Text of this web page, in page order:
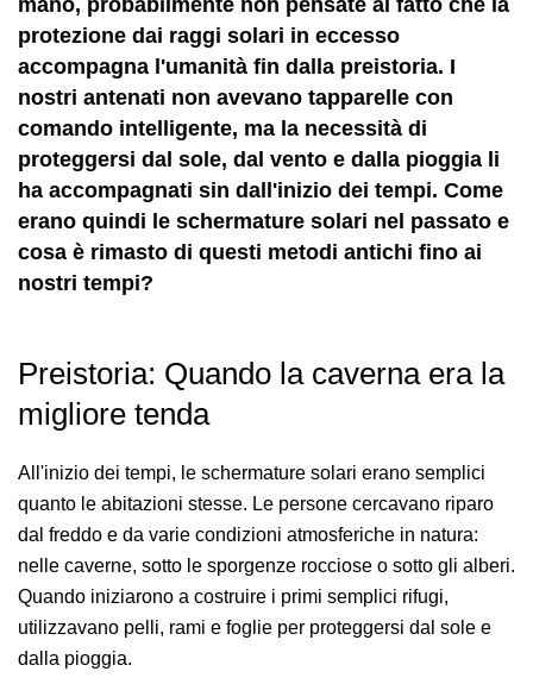
protezione dai raggi solari in eccesso
accompagna l'umanità fin dalla preistoria. I
nostri antenati non avevano tapparelle con
comando intelligente, ma la necessità di
proteggersi dal sole, dal vento e dalla pioggia li
ha accompagnati sin dall'inizio dei tempi. Come
erano quindi le schermature solari nel passato e
cosa è rimasto di questi metodi antichi fino ai
nostri tempi?
Preistoria: Quando la caverna era la
migliore tenda
All'inizio dei tempi, le schermature solari erano semplici
quanto le abitazioni stesse. Le persone cercavano riparo
dal freddo e da varie condizioni atmosferiche in natura:
nelle caverne, sotto le sporgenze rocciose o sotto gli alberi.
Quando iniziarono a costruire i primi semplici rifugi,
utilizzavano pelli, rami e foglie per proteggersi dal sole e
dalla pioggia.